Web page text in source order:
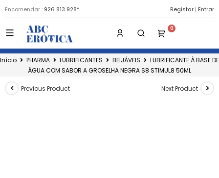
Encomendar : 926 813 928* Registar | Entrar
Início PHARMA LUBRIFICANTES BEIJÁVEIS
LUBRIFICANTE À BASE DE
ÁGUA COM SABOR A GROSELHA NEGRA S8 STIMUL8 50ML
Previous Product Next Product